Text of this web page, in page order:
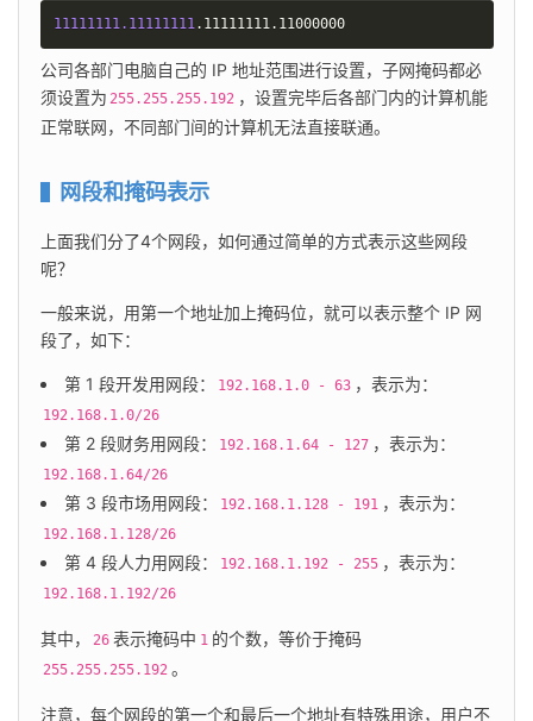
11111111.11111111.11111111.11000000
公司各部门电脑自己的 IP 地址范围进行设置，子网掩码都必
须设置为 255.255.255.192 ，设置完毕后各部门内的计算机能
正常联网，不同部门间的计算机无法直接联通。
网段和掩码表示
上面我们分了4个网段，如何通过简单的方式表示这些网段
呢？
一般来说，用第一个地址加上掩码位，就可以表示整个 IP 网
段了，如下：
第 1 段开发用网段： 192.168.1.0 - 63 ，表示为：
192.168.1.0/26
第 2 段财务用网段： 192.168.1.64 - 127 ，表示为：
192.168.1.64/26
第 3 段市场用网段： 192.168.1.128 - 191 ，表示为：
192.168.1.128/26
第 4 段人力用网段： 192.168.1.192 - 255 ，表示为：
192.168.1.192/26
其中， 26 表示掩码中 1 的个数，等价于掩码
255.255.255.192 。
注意，每个网段的第一个和最后一个地址有特殊用途，用户不